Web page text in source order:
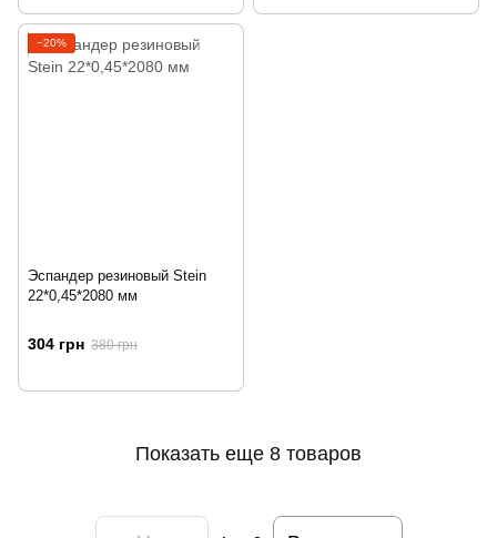
−20%
Эспандер резиновый Stein
22*0,45*2080 мм
304 грн 380 грн
Показать еще 8 товаров